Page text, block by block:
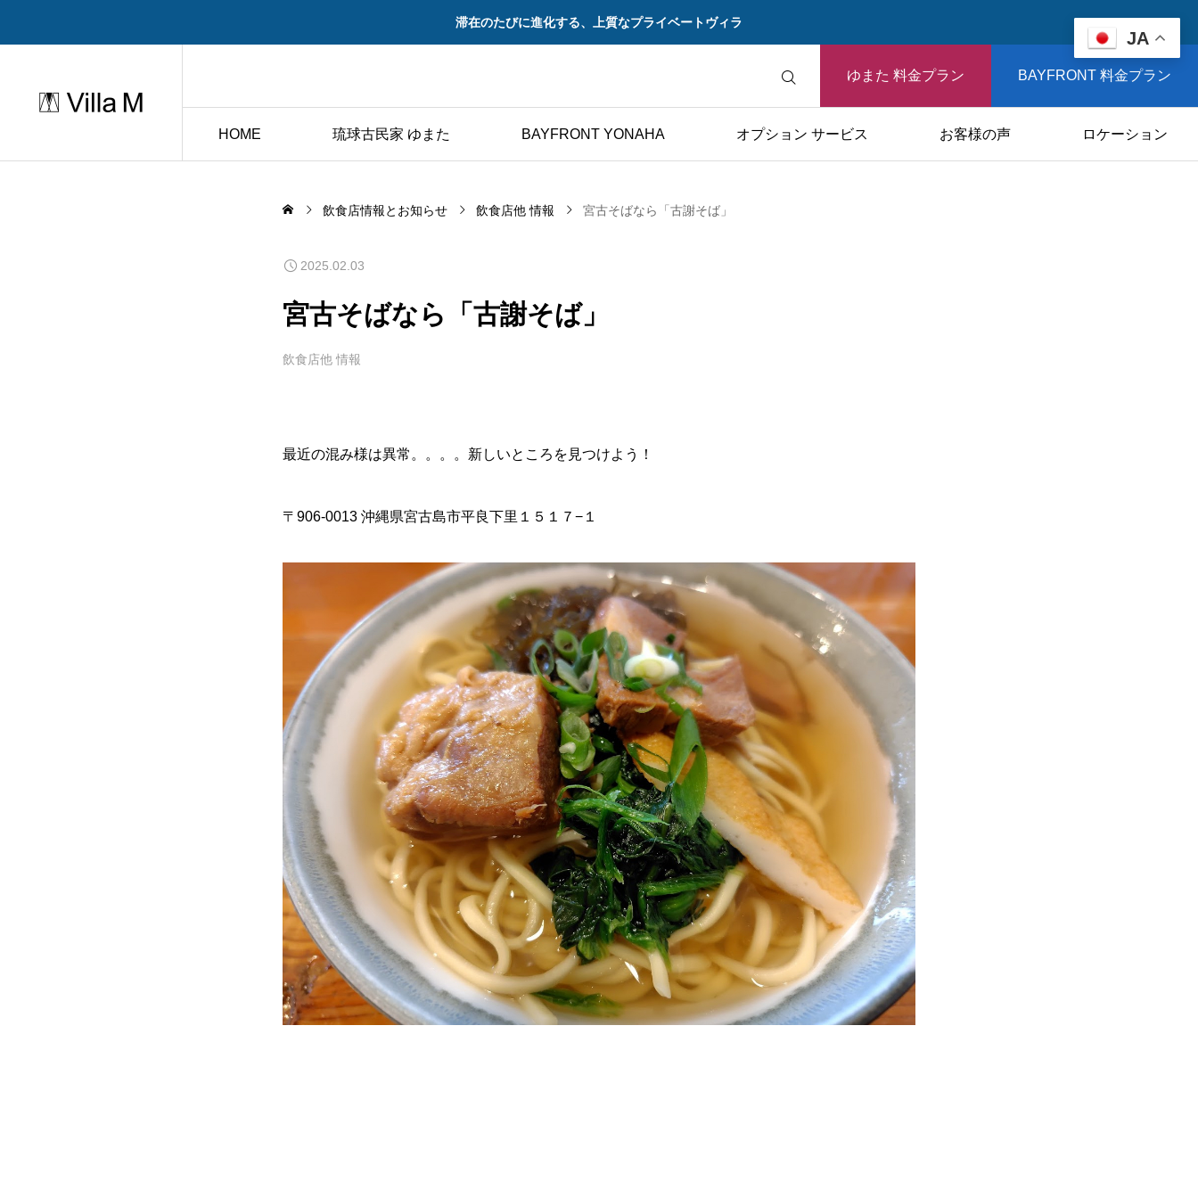
滞在のたびに進化する、上質なプライベートヴィラ
ゆまた 料金プラン BAYFRONT 料金プラン
HOME 琉球古民家 ゆまた BAYFRONT YONAHA オプション サービス お客様の声 ロケーション
飲食店情報とお知らせ 飲食店他 情報 宮古そばなら「古謝そば」
2025.02.03
宮古そばなら「古謝そば」
飲食店他 情報
最近の混み様は異常。。。。新しいところを見つけよう！
〒906-0013 沖縄県宮古島市平良下里１５１７−１
JA